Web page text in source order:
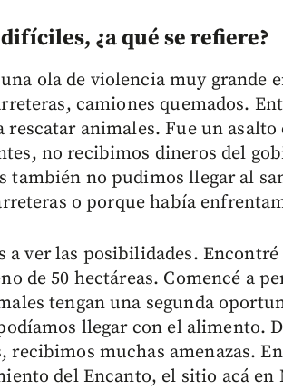
¿a qué se refiere?
ola de violencia muy grande
camiones quemados.
animales. Fue un asalto
no recibimos dineros del
también no pudimos llegar al
o porque había
a ver las posibilidades.
de 50 hectáreas. Comencé a
tengan una segunda
llegar con el alimento.
recibimos muchas amenazas.
del Encanto, el sitio acá en